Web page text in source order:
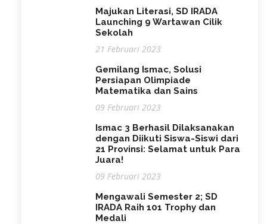
Majukan Literasi, SD IRADA
Launching 9 Wartawan Cilik
Sekolah
21 Februari 2023
Gemilang Ismac, Solusi
Persiapan Olimpiade
Matematika dan Sains
09 Februari 2023
Ismac 3 Berhasil Dilaksanakan
dengan Diikuti Siswa-Siswi dari
21 Provinsi: Selamat untuk Para
Juara!
09 Februari 2023
Mengawali Semester 2; SD
IRADA Raih 101 Trophy dan
Medali